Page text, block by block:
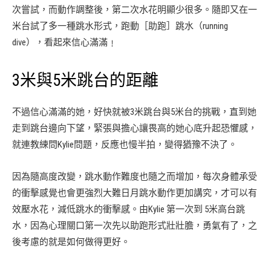
次嘗試，而動作調整後，第二次水花明顯少很多。隨即又在一
米台試了多一種跳水形式，跑動［助跑］跳水（running
dive），看起來信心滿滿﹗
3米與5米跳台的距離
不過信心滿滿的她，好快就被3米跳台與5米台的挑戰，直到她
走到跳台邊向下望，緊張與擔心讓畏高的她心底升起恐懼感，
就連教練問Kylie問題，反應也慢半拍，變得猶豫不決了。
因為隨高度改變，跳水動作難度也隨之而增加，每次身體承受
的衝擊感覺也會更強烈大難日月跳水動作更加講究，才可以有
效壓水花，減低跳水的衝擊感。由Kylie 第一次到 5米高台跳
水，因為心理關口第一次先以助跑形式壯壯膽，勇氣有了，之
後考慮的就是如何做得更好。